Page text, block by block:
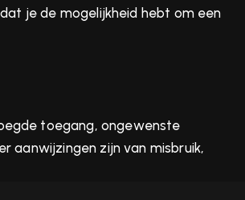
je de mogelijkheid hebt om een
toegang, ongewenste
aanwijzingen zijn van misbruik,